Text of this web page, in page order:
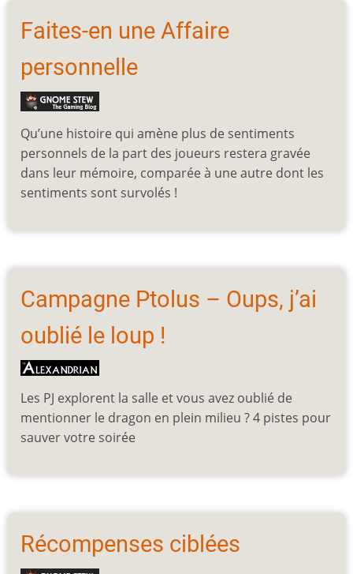
Faites-en une Affaire
personnelle
Qu’une histoire qui amène plus de sentiments
personnels de la part des joueurs restera gravée
dans leur mémoire, comparée à une autre dont les
sentiments sont survolés !
Campagne Ptolus – Oups, j’ai
oublié le loup !
Les PJ explorent la salle et vous avez oublié de
mentionner le dragon en plein milieu ? 4 pistes pour
sauver votre soirée
Récompenses ciblées